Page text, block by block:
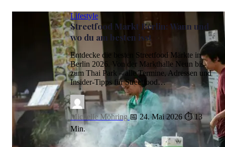
Lifestyle
Streetfood Markt Berlin: Wann und
wo du am besten isst
Entdecke die besten Streetfood Märkte in
Berlin 2026. Von der Markthalle Neun bis
zum Thai Park – alle Termine, Adressen und
Insider-Tipps für Streetfood…
Michelle Möhring 📅 24. Mai 2026 ⏱ 13
Min.